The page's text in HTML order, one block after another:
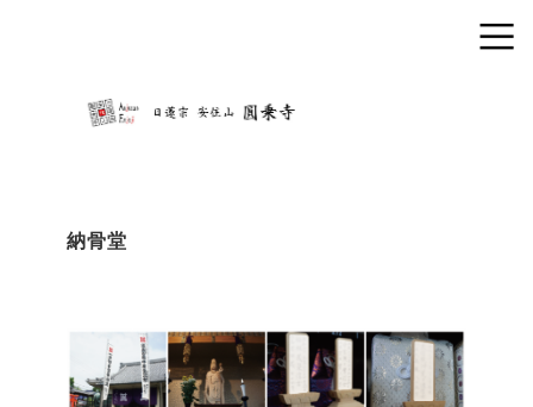
納骨堂